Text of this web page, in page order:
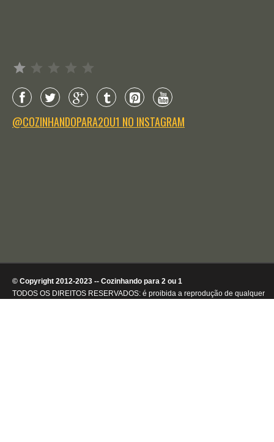
@COZINHANDOPARA2OU1 NO INSTAGRAM
© Copyright 2012-2023 -- Cozinhando para 2 ou 1
TODOS OS DIREITOS RESERVADOS: é proibida a reprodução de qualquer